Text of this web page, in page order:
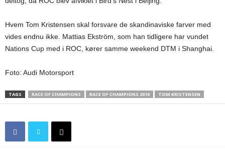
Hvem Tom Kristensen skal forsvare de skandinaviske farver med
vides endnu ikke. Mattias Ekström, som han tidligere har vundet
Nations Cup med i ROC, kører samme weekend DTM i Shanghai.
Foto: Audi Motorsport
TAGS RACE OF CHAMPIONS RACE OF CHAMPIONS 2010 TOM KRISTENSEN